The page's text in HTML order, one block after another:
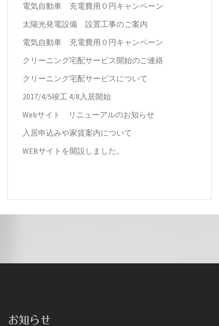
電気自動車 充電費用０円キャンペーン
太陽光発電設備 設置工事のご案内
電気自動車 充電費用０円キャンペーン
クリーニング宅配サービス開始のご連絡
クリーニング宅配サービスについて
2017/4/5竣工 4/8入居開始
Webサイト リニューアルのお知らせ
入居申込みや家賃案内について
WEBサイトを開設しました。
お知らせ